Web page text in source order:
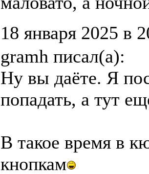
18 января 2025 в
gramh писал(а):
Ну вы даёте. Я
попадать, а тут
В такое время в
кнопкам